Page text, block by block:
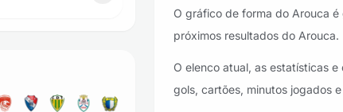
O gráfico de forma do Arouca
próximos resultados do Arouca.
O elenco atual, as estatísticas
gols, cartões, minutos jogados